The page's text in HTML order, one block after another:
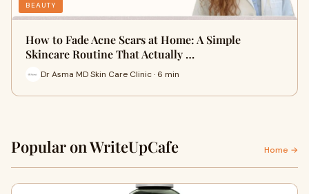
BEAUTY
How to Fade Acne Scars at Home: A Simple
Skincare Routine That Actually …
Dr Asma MD Skin Care Clinic · 6 min
Popular on WriteUpCafe Home →